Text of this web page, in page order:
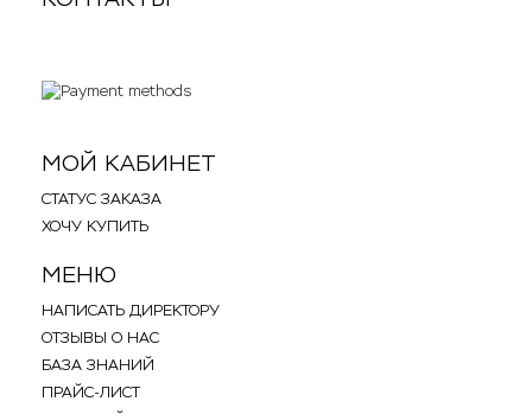
МОЙ КАБИНЕТ
СТАТУС ЗАКАЗА
ХОЧУ КУПИТЬ
МЕНЮ
НАПИСАТЬ ДИРЕКТОРУ
ОТЗЫВЫ О НАС
БАЗА ЗНАНИЙ
ПРАЙС-ЛИСТ